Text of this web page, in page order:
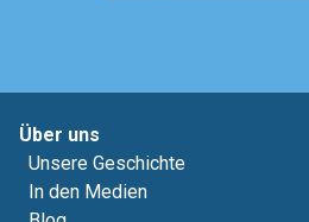
Über uns
Unsere Geschichte
In den Medien